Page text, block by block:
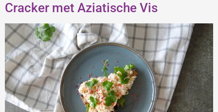
Cracker met Aziatische Vis